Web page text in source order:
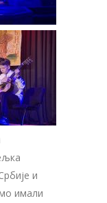
и
имали